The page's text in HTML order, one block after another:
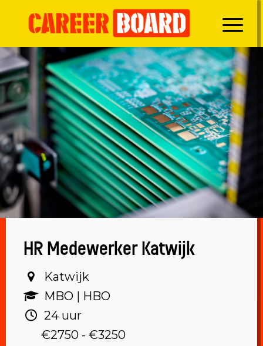
HR Medewerker Katwijk
Katwijk‎
MBO | HBO ‎
24 uur ‎
€2750 - €3250